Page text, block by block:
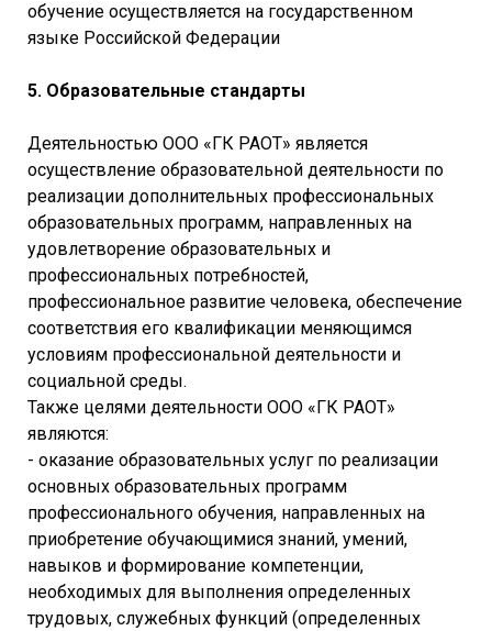
обучение осуществляется на государственном
языке Российской Федерации
5. Образовательные стандарты
Деятельностью ООО «ГК РАОТ» является
осуществление образовательной деятельности по
реализации дополнительных профессиональных
образовательных программ, направленных на
удовлетворение образовательных и
профессиональных потребностей,
профессиональное развитие человека, обеспечение
соответствия его квалификации меняющимся
условиям профессиональной деятельности и
социальной среды.
Также целями деятельности ООО «ГК РАОТ»
являются:
- оказание образовательных услуг по реализации
основных образовательных программ
профессионального обучения, направленных на
приобретение обучающимися знаний, умений,
навыков и формирование компетенции,
необходимых для выполнения определенных
трудовых, служебных функций (определенных